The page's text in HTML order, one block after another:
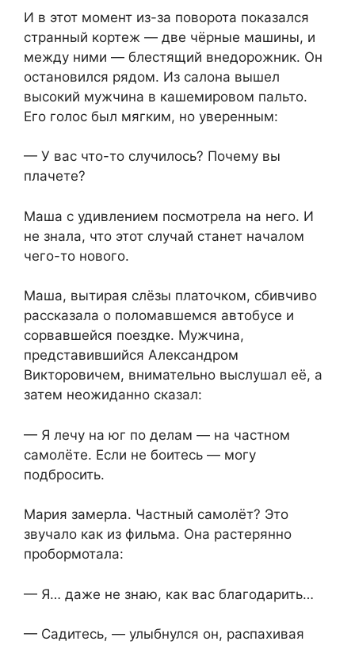
И в этот момент из-за поворота показался
странный кортеж — две чёрные машины, и
между ними — блестящий внедорожник. Он
остановился рядом. Из салона вышел
высокий мужчина в кашемировом пальто.
Его голос был мягким, но уверенным:
— У вас что-то случилось? Почему вы
плачете?
Маша с удивлением посмотрела на него. И
не знала, что этот случай станет началом
чего-то нового.
Маша, вытирая слёзы платочком, сбивчиво
рассказала о поломавшемся автобусе и
сорвавшейся поездке. Мужчина,
представившийся Александром
Викторовичем, внимательно выслушал её, а
затем неожиданно сказал:
— Я лечу на юг по делам — на частном
самолёте. Если не боитесь — могу
подбросить.
Мария замерла. Частный самолёт? Это
звучало как из фильма. Она растерянно
пробормотала:
— Я… даже не знаю, как вас благодарить…
— Садитесь, — улыбнулся он, распахивая